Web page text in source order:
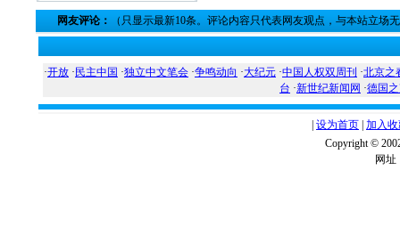
网友评论： （只显示最新10条。评论内容只代表网友观点，与本站立场
·开放 · 民主中国 ·独立中文笔会 ·争鸣动向 ·大纪元 ·中国人权双周刊 ·北京之
台 ·新世纪新闻网 ·德国
设为首页 加入
Copyright ©
网址